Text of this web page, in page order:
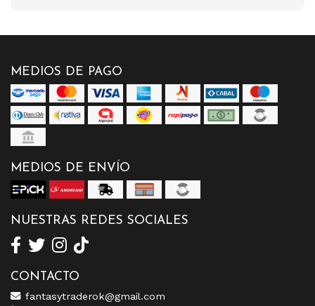
MEDIOS DE PAGO
MEDIOS DE ENVÍO
NUESTRAS REDES SOCIALES
CONTACTO
fantasytraderok@gmail.com